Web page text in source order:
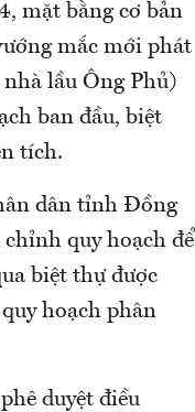
mặt bằng cơ bản
mắc mới phát
lầu Ông Phủ)
ban đầu, biệt
tích.
dân tỉnh Đồng
quy hoạch để
biệt thự được
hoạch phân
duyệt điều